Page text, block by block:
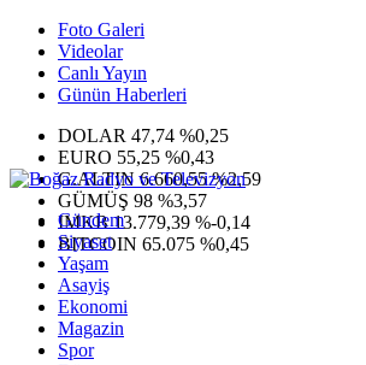
Foto Galeri
Videolar
Canlı Yayın
Günün Haberleri
DOLAR 47,74 %0,25
EURO 55,25 %0,43
G.ALTIN6.660,55 %2,59
GÜMÜŞ 98 %3,57
IMKB13.779,39 %-0,14
BITCOIN 65.075 %0,45
Gündem
Siyaset
Yaşam
Asayiş
Ekonomi
Magazin
Spor